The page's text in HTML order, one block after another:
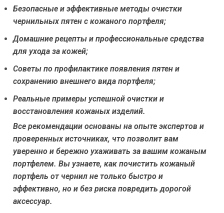
Безопасные и эффективные методы очистки
чернильных пятен с кожаного портфеля;
Домашние рецепты и профессиональные средства
для ухода за кожей;
Советы по профилактике появления пятен и
сохранению внешнего вида портфеля;
Реальные примеры успешной очистки и
восстановления кожаных изделий.
Все рекомендации основаны на опыте экспертов и
проверенных источниках, что позволит вам
уверенно и бережно ухаживать за вашим кожаным
портфелем. Вы узнаете, как почистить кожаный
портфель от чернил не только быстро и
эффективно, но и без риска повредить дорогой
аксессуар.